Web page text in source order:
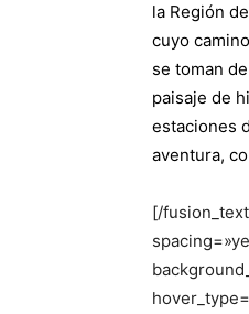
la Región
cuyo
se toman
paisaje de
estaciones
aventura,
[/